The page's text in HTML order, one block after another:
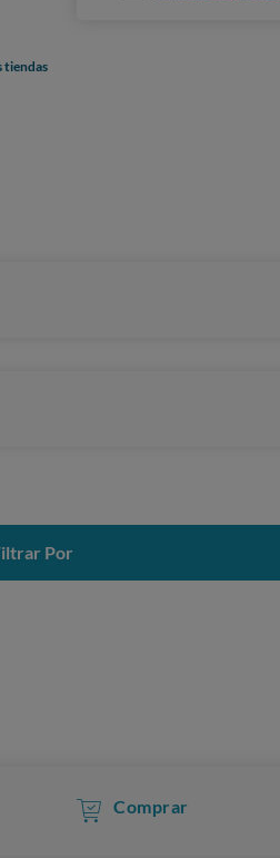
tiendas
Por
Comprar